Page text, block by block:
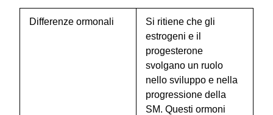
Differenze ormonali
Si ritiene che gli
estrogeni e il
progesterone
svolgano un ruolo
nello sviluppo e nella
progressione della
SM. Questi ormoni